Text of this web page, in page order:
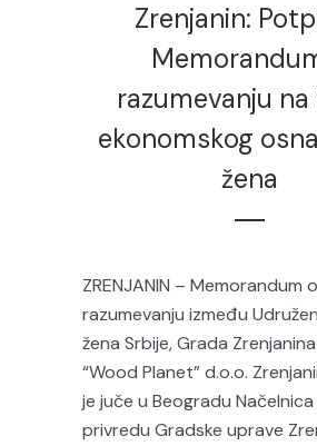
Zrenjanin:
razumevanju
ekonomskog
žena
ZRENJANIN – Memorandum o
razumevanju između
žena Srbije, Grada
“Wood Planet” d.o.o.
je juče u Beogradu
privredu Gradske uprave